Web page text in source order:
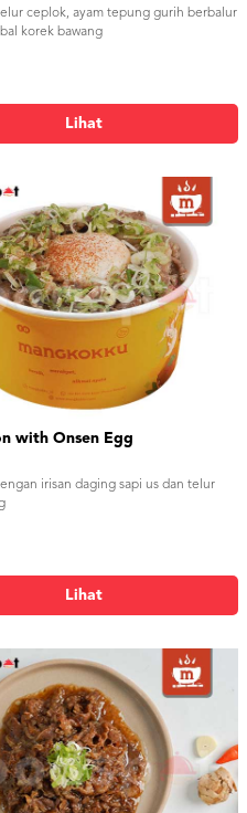
ceplok, ayam tepung gurih berbalur
korek bawang
Lihat
with Onsen Egg
irisan daging sapi us dan telur
Lihat